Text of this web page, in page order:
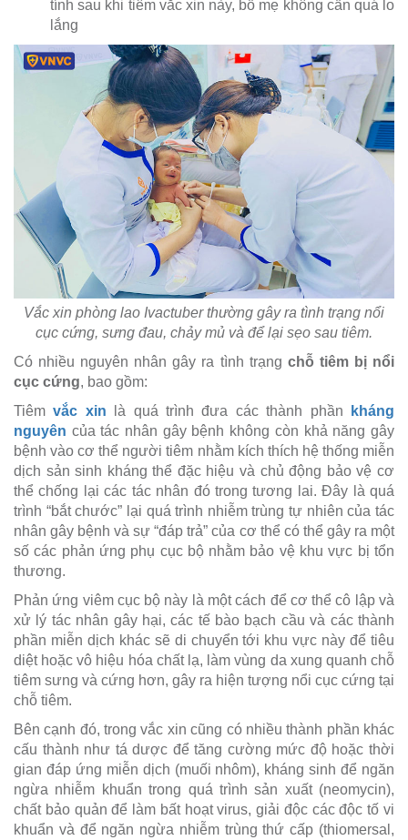
tính sau khi tiêm vắc xin này, bố mẹ không cần quá lo
lắng
Vắc xin phòng lao Ivactuber thường gây ra tình trạng nổi
cục cứng, sưng đau, chảy mủ và để lại sẹo sau tiêm.
Có nhiều nguyên nhân gây ra tình trạng chỗ tiêm bị nổi
cục cứng, bao gồm:
Tiêmvắc xin là quá trình đưa các thành phần
kháng
nguyên của tác nhân gây bệnh không còn khả năng gây
bệnh vào cơ thể người tiêm nhằm kích thích hệ thống miễn
dịch sản sinh kháng thể đặc hiệu và chủ động bảo vệ cơ
thể chống lại các tác nhân đó trong tương lai. Đây là quá
trình “bắt chước” lại quá trình nhiễm trùng tự nhiên của tác
nhân gây bệnh và sự “đáp trả” của cơ thể có thể gây ra một
số các phản ứng phụ cục bộ nhằm bảo vệ khu vực bị tổn
thương.
Phản ứng viêm cục bộ này là một cách để cơ thể cô lập và
xử lý tác nhân gây hại, các tế bào bạch cầu và các thành
phần miễn dịch khác sẽ di chuyển tới khu vực này để tiêu
diệt hoặc vô hiệu hóa chất lạ, làm vùng da xung quanh chỗ
tiêm sưng và cứng hơn, gây ra hiện tượng nổi cục cứng tại
chỗ tiêm.
Bên cạnh đó, trong vắc xin cũng có nhiều thành phần khác
cấu thành như tá dược để tăng cường mức độ hoặc thời
gian đáp ứng miễn dịch (muối nhôm), kháng sinh để ngăn
ngừa nhiễm khuẩn trong quá trình sản xuất (neomycin),
chất bảo quản để làm bất hoạt virus, giải độc các độc tố vi
khuẩn và để ngăn ngừa nhiễm trùng thứ cấp (thiomersal,